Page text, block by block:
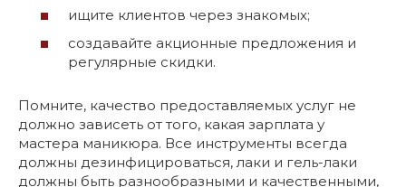
ищите клиентов через знакомых;
создавайте акционные предложения и
регулярные скидки.
Помните, качество предоставляемых услуг не
должно зависеть от того, какая зарплата у
мастера маникюра. Все инструменты всегда
должны дезинфицироваться, лаки и гель-лаки
должны быть разнообразными и качественными,